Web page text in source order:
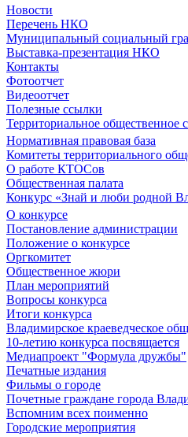
Новости
Перечень НКО
Муниципальный социальный
Выставка-презентация НКО
Контакты
Фотоотчет
Видеоотчет
Полезные ссылки
Территориальное общественное
Нормативная правовая база
Комитеты территориального
О работе КТОСов
Общественная палата
Конкурс «Знай и люби родной
О конкурсе
Постановление администрации
Положение о конкурсе
Оргкомитет
Общественное жюри
План мероприятий
Вопросы конкурса
Итоги конкурса
Владимирское краеведческое
10-летию конкурса посвящается
Медиапроект "Формула дружбы"
Печатные издания
Фильмы о городе
Почетные граждане города
Вспомним всех поименно
Городские мероприятия